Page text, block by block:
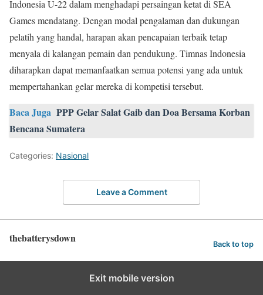
Indonesia U-22 dalam menghadapi persaingan ketat di SEA
Games mendatang. Dengan modal pengalaman dan dukungan
pelatih yang handal, harapan akan pencapaian terbaik tetap
menyala di kalangan pemain dan pendukung. Timnas Indonesia
diharapkan dapat memanfaatkan semua potensi yang ada untuk
mempertahankan gelar mereka di kompetisi tersebut.
Baca Juga PPP Gelar Salat Gaib dan Doa Bersama Korban
Bencana Sumatera
Categories: Nasional
Leave a Comment
thebatterysdown Back to top
Exit mobile version